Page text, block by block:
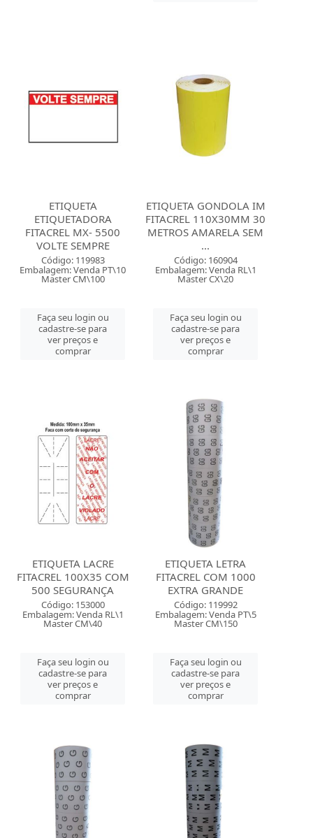
ETIQUETA
ETIQUETADORA
FITACREL MX- 5500
VOLTE SEMPRE
Código: 119983
Embalagem: Venda PT\10
Master CM\100
Faça seu login ou
cadastre-se para
ver preços e
comprar
ETIQUETA GONDOLA IM
FITACREL 110X30MM 30
METROS AMARELA SEM
...
Código: 160904
Embalagem: Venda RL\1
Master CX\20
Faça seu login ou
cadastre-se para
ver preços e
comprar
ETIQUETA LACRE
FITACREL 100X35 COM
500 SEGURANÇA
Código: 153000
Embalagem: Venda RL\1
Master CM\40
Faça seu login ou
cadastre-se para
ver preços e
comprar
ETIQUETA LETRA
FITACREL COM 1000
EXTRA GRANDE
Código: 119992
Embalagem: Venda PT\5
Master CM\150
Faça seu login ou
cadastre-se para
ver preços e
comprar